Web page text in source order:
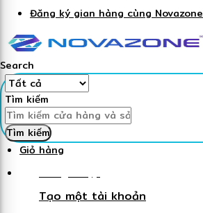
Đăng ký gian hàng cùng Novazone
Search
Tìm kiếm
Tìm kiếm
Giỏ hàng
Đăng nhập
Tạo một tài khoản